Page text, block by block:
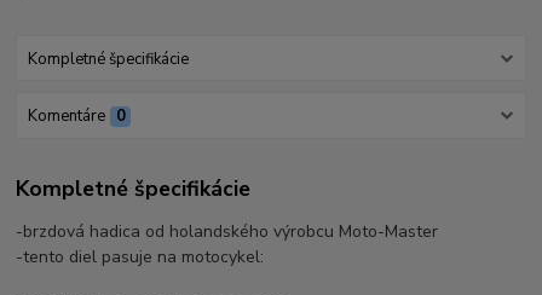
Kompletné špecifikácie
Komentáre 0
Kompletné špecifikácie
-brzdová hadica od holandského výrobcu Moto-Master
-tento diel pasuje na motocykel: